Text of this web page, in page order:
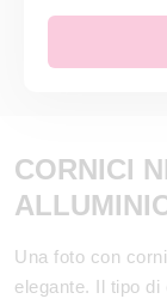
CORNICI
Una foto con
elegante. Il tipo